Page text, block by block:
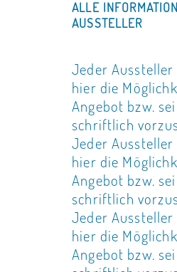
ALLE
AUSSTELLER
Jeder
hier die
Angebot bzw.
schriftlich
Jeder
hier die
Angebot bzw.
schriftlich
Jeder
hier die
Angebot bzw.